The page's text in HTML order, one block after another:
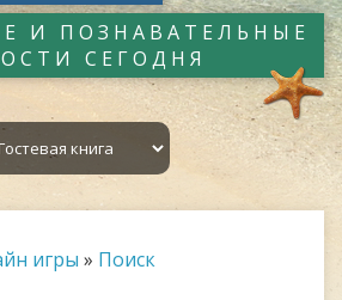
И ПОЗНАВАТЕЛЬНЫЕ
СЕГОДНЯ
игры » Поиск